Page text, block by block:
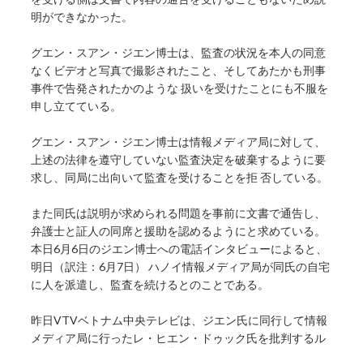
明ができなかった。
グエン・スアン・ジエン博士は、監査の状況を本人の同意
なくビデオと写真で撮影されたこと、そしてあたかも刑事
事件で告発されたかのような 扱いを受けたことにも不服を
申し立てている。
グエン・スアン・ジエン博士は情報メディア局に対して、
上述の法律を遵守していない監査決定を破棄するように要
求し、同局に出向いて監査を受けることを拒 否している。
また同氏は説明が求められる問題を事前に文書で通告し、
弁護士と証人の同席と援助を認めるようにと求めている。
本日6月6日のジエン博士への電話インタビューによると、
明日（訳注：6月7日） ハノイ情報メディア局が同氏の自宅
に人を派遣し、監査を続けるとのことである。
昨日VTVベトナム中央テレビは、ジエン氏に同行して情報
メディア局に行ったレ・ヒエン・ドゥック氏を批判するル